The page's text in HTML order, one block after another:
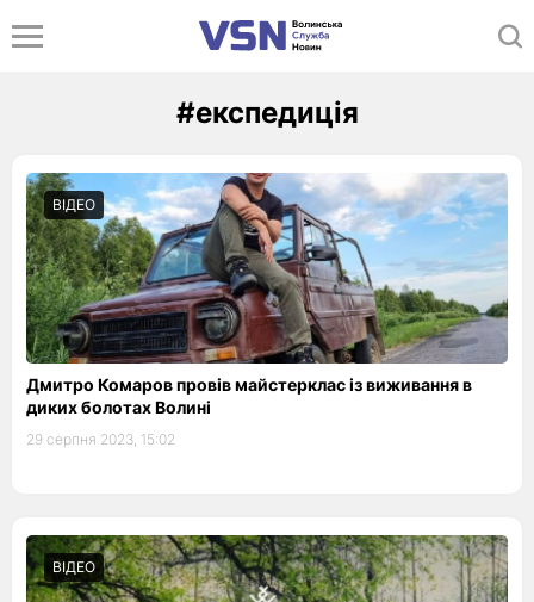
#експедиція
ВІДЕО
Дмитро Комаров провів майстерклас із виживання в
диких болотах Волині
29 серпня 2023, 15:02
ВІДЕО